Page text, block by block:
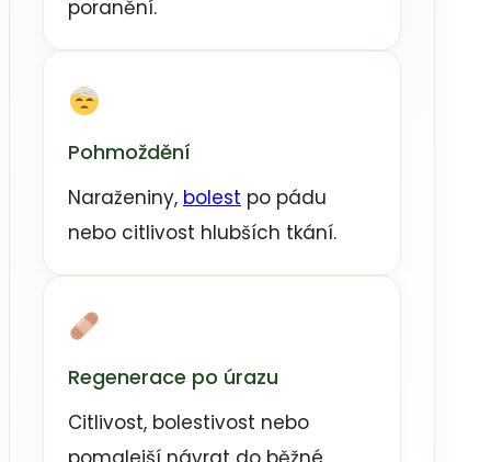
poranění.
Pohmoždění
Naraženiny, bolest po pádu
nebo citlivost hlubších tkání.
Regenerace po úrazu
Citlivost, bolestivost nebo